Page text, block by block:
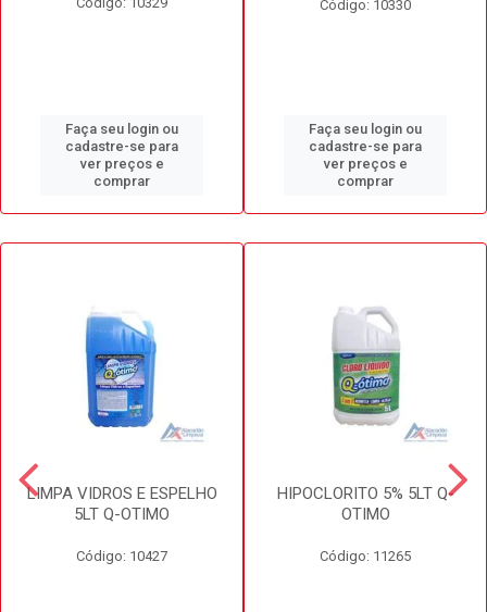
Faça seu login ou
cadastre-se para
ver preços e
comprar
Código: 10330
Faça seu login ou
cadastre-se para
ver preços e
comprar
LIMPA VIDROS E ESPELHO
5LT Q-OTIMO
Código: 10427
HIPOCLORITO 5% 5LT Q-
OTIMO
Código: 11265